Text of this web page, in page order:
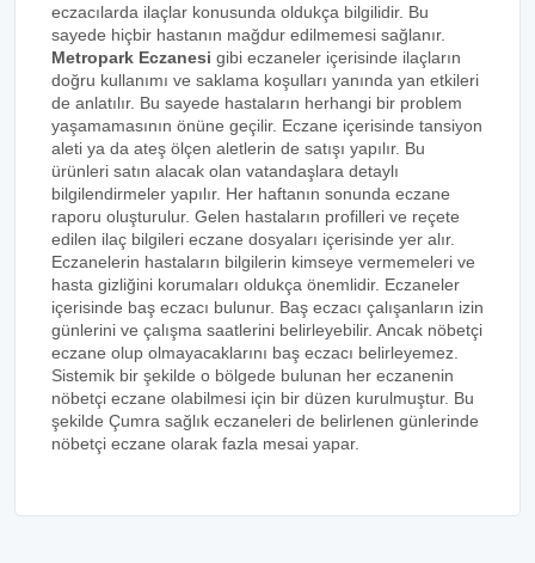
eczacılarda ilaçlar konusunda oldukça bilgilidir. Bu
sayede hiçbir hastanın mağdur edilmemesi sağlanır.
Metropark Eczanesi gibi eczaneler içerisinde ilaçların
doğru kullanımı ve saklama koşulları yanında yan etkileri
de anlatılır. Bu sayede hastaların herhangi bir problem
yaşamamasının önüne geçilir. Eczane içerisinde tansiyon
aleti ya da ateş ölçen aletlerin de satışı yapılır. Bu
ürünleri satın alacak olan vatandaşlara detaylı
bilgilendirmeler yapılır. Her haftanın sonunda eczane
raporu oluşturulur. Gelen hastaların profilleri ve reçete
edilen ilaç bilgileri eczane dosyaları içerisinde yer alır.
Eczanelerin hastaların bilgilerin kimseye vermemeleri ve
hasta gizliğini korumaları oldukça önemlidir. Eczaneler
içerisinde baş eczacı bulunur. Baş eczacı çalışanların izin
günlerini ve çalışma saatlerini belirleyebilir. Ancak nöbetçi
eczane olup olmayacaklarını baş eczacı belirleyemez.
Sistemik bir şekilde o bölgede bulunan her eczanenin
nöbetçi eczane olabilmesi için bir düzen kurulmuştur. Bu
şekilde Çumra sağlık eczaneleri de belirlenen günlerinde
nöbetçi eczane olarak fazla mesai yapar.